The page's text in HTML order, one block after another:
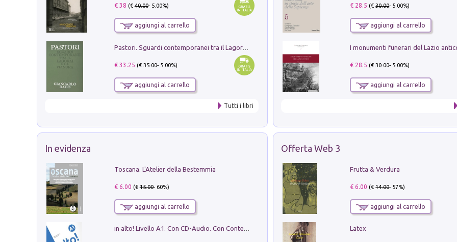
€ 38 (€40.00- 5.00%)
aggiungi al carrello
Pastori. Sguardi contemporanei tra il Lagorai e la pianura. Ediz. illustrata
€ 33.25 (€35.00- 5.00%)
aggiungi al carrello
Tutti i libri
€ 28.5 (€30.00- 5.00%)
aggiungi al carrello
€ 28.5 (€30.00- 5.00%)
aggiungi al carrello
In evidenza
Toscana. L'Atelier della Bestemmia
€ 6.00 (€15.00- 60%)
aggiungi al carrello
in alto! Livello A1. Con CD-Audio. Con Contenuto digitale per accesso on line
Offerta Web 3
Frutta & Verdura
€ 6.00 (€14.00- 57%)
aggiungi al carrello
Latex